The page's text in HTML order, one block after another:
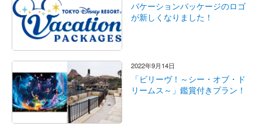
バケーションパッケージのロゴ
が新しくなりました！
2022年9月14日
「ビリーヴ！～シー・オブ・ド
リームス～」鑑賞付きプラン！